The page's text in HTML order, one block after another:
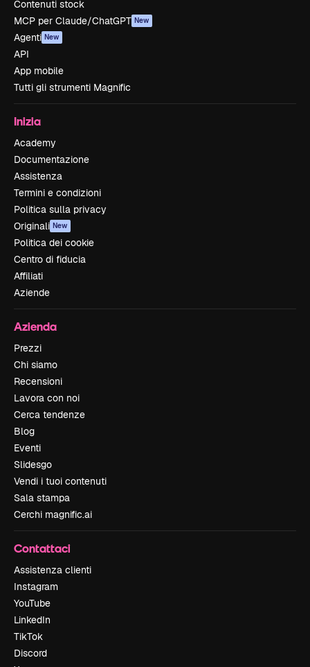
Contenuti stock
MCP per Claude/ChatGPT New
Agenti New
API
App mobile
Tutti gli strumenti Magnific
Inizia
Academy
Documentazione
Assistenza
Termini e condizioni
Politica sulla privacy
Originali New
Politica dei cookie
Centro di fiducia
Affiliati
Aziende
Azienda
Prezzi
Chi siamo
Recensioni
Lavora con noi
Cerca tendenze
Blog
Eventi
Slidesgo
Vendi i tuoi contenuti
Sala stampa
Cerchi magnific.ai
Contattaci
Assistenza clienti
Instagram
YouTube
LinkedIn
TikTok
Discord